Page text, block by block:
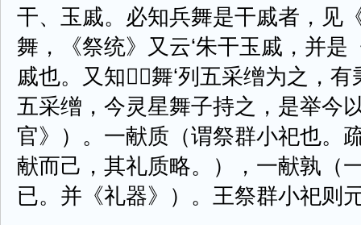
干、玉戚。必知兵舞是干戚者，见
舞，《祭统》又云‘朱干玉戚，并
戚也。又知舞‘列五采缯为之，
五采缯，今灵星舞子持之，是举今
官》）。一献质（谓祭群小祀也。
献而己，其礼质略。），一献孰（
已。并《礼器》）。王祭群小祀则